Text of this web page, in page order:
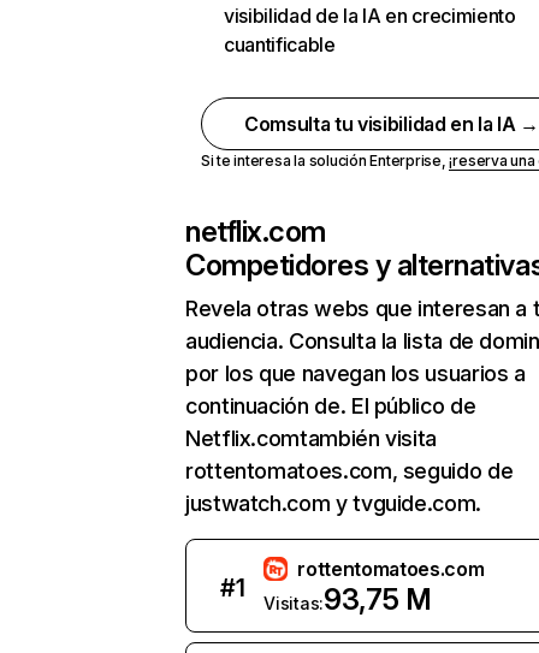
visibilidad de la IA en crecimiento
cuantificable
Comsulta tu visibilidad en la IA →
Si te interesa la solución Enterprise,¡reserva
netflix.com
Competidores y
Revela otras webs que interesan a
audiencia. Consulta la lista de
por los que navegan los usuarios a
continuación de. El público de
Netflix.comtambién visita
rottentomatoes.com, seguido de
justwatch.com y tvguide.com.
#1
rottentomatoes.com
Visitas:93,75 M